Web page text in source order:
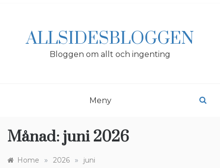
ALLSIDESBLOGGEN
Bloggen om allt och ingenting
Meny
Månad: juni 2026
Home » 2026 » juni